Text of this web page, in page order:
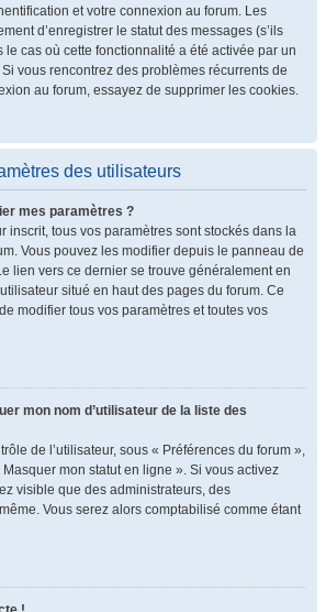
et votre connexion au forum. Les
d’enregistrer le statut des messages (s’ils
le cas où cette fonctionnalité a été activée par un
vous rencontrez des problèmes récurrents de
au forum, essayez de supprimer les cookies.
des utilisateurs
mes paramètres ?
inscrit, tous vos paramètres sont stockés dans la
Vous pouvez les modifier depuis le panneau de
lien vers ce dernier se trouve généralement en
situé en haut des pages du forum. Ce
modifier tous vos paramètres et toutes vos
mon nom d’utilisateur de la liste des
de l’utilisateur, sous « Préférences du forum »,
mon statut en ligne ». Si vous activez
visible que des administrateurs, des
Vous serez alors comptabilisé comme étant